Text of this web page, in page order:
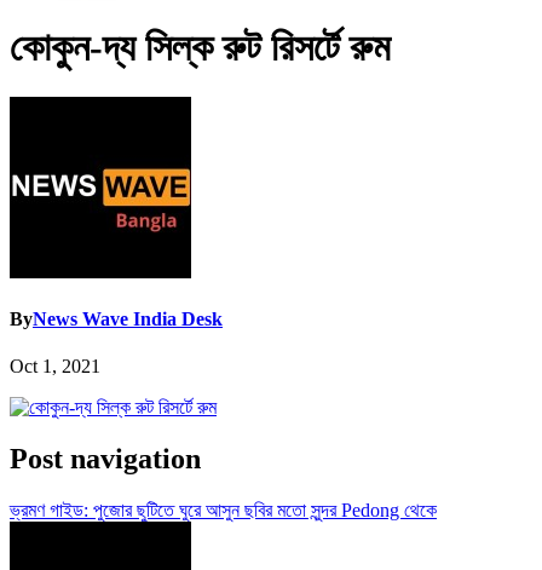
কোকুন-দ্য সিল্ক রুট রিসর্টে রুম
ByNews Wave India Desk
Oct 1, 2021
Post navigation
ভ্রমণ গাইড: পুজোর ছুটিতে ঘুরে আসুন ছবির মতো সুন্দর Pedong থেকে